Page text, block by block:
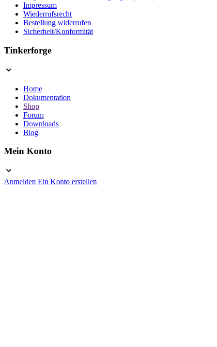
Impressum
Wiederrufsrecht
Bestellung widerrufen
Sicherheit/Konformität
Tinkerforge
Home
Dokumentation
Shop
Forum
Downloads
Blog
Mein Konto
Anmelden Ein Konto erstellen